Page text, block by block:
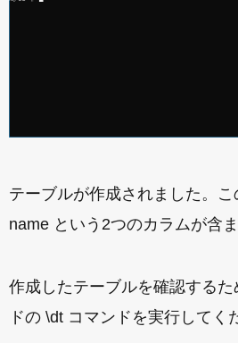
テーブルが作成されました。
name という2つのカラムが含ま
作成したテーブルを確認する
ドの \dt コマンドを実行してく